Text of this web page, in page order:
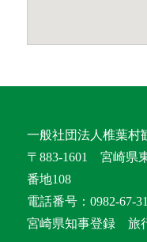
一般社団法人椎葉村
〒883-1601 宮崎県
番地108
電話番号：0982-67-
宮崎県知事登録 旅